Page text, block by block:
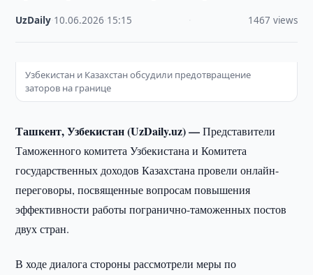
UzDaily 10.06.2026 15:15 1467 views
Узбекистан и Казахстан обсудили предотвращение
заторов на границе
Ташкент, Узбекистан (UzDaily.uz) —Представители
Таможенного комитета Узбекистана и Комитета
государственных доходов Казахстана провели онлайн-
переговоры, посвященные вопросам повышения
эффективности работы погранично-таможенных постов
двух стран.
В ходе диалога стороны рассмотрели меры по